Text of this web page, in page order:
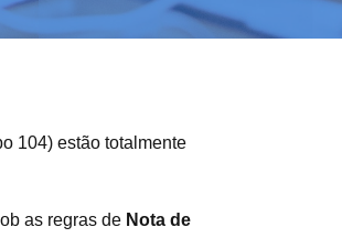
104) estão totalmente
as regras de Nota de